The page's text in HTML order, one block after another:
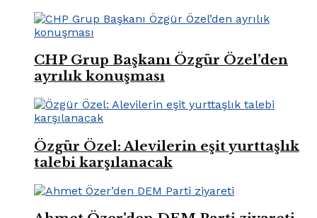
CHP Grup Başkanı Özgür Özel’den
ayrılık konuşması
Özgür Özel: Alevilerin eşit yurttaşlık
talebi karşılanacak